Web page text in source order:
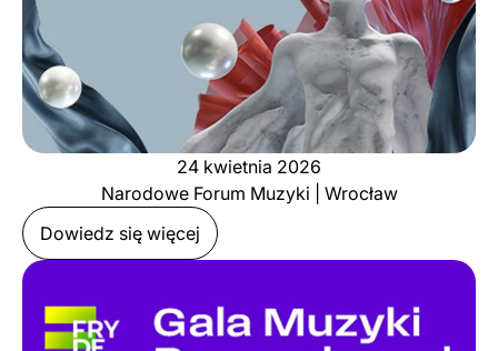
24 kwietnia 2026
Narodowe Forum Muzyki | Wrocław
Dowiedz się więcej